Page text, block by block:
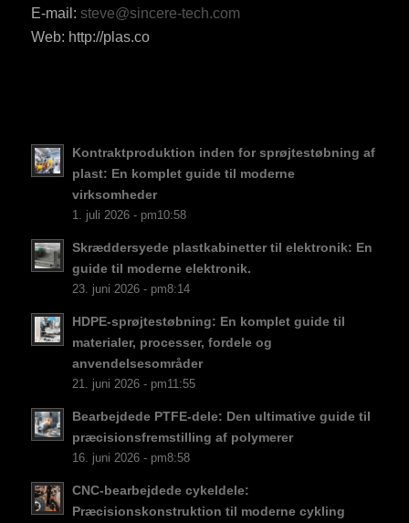
E-mail: steve@sincere-tech.com
Web: http://plas.co
Kontraktproduktion inden for sprøjtestøbning af
plast: En komplet guide til moderne
virksomheder
1. juli 2026 - pm10:58
Skræddersyede plastkabinetter til elektronik: En
guide til moderne elektronik.
23. juni 2026 - pm8:14
HDPE-sprøjtestøbning: En komplet guide til
materialer, processer, fordele og
anvendelsesområder
21. juni 2026 - pm11:55
Bearbejdede PTFE-dele: Den ultimative guide til
præcisionsfremstilling af polymerer
16. juni 2026 - pm8:58
CNC-bearbejdede cykeldele:
Præcisionskonstruktion til moderne cykling
RU
NL
PL
ES
JA
KO
PT
CS
FI
RO
ES_MX